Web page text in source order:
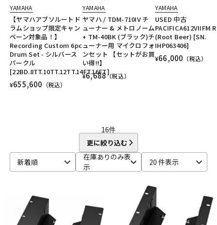
YAMAHA
【ヤマハアブソルートド
ラムショップ限定キャン
ペーン対象品！】
Recording Custom 6pc
Drum Set - シルバース
パークル
[22BD.8TT.10TT.12TT.14FT.16FT]
¥655,600 （税込）
YAMAHA
ヤマハ / TDM-710IV チ
ューナー & メトロノーム
+ TM-40BK (ブラック)チ
ューナー用 マイクロフォ
ンセット 【セットがお買
い得!!】
¥6,688（税込）
YAMAHA
USED 中古
PACIFICA612VIIFM
(Root Beer) [SN.
IHP063406]
¥66,000 （税込）
16件
更に絞り込む
新着順
在庫ありのみ表
示
20 件表示